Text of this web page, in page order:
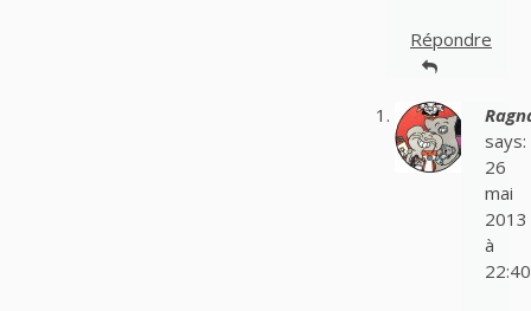
Répondre
says:
26
mai
2013
à
22:40